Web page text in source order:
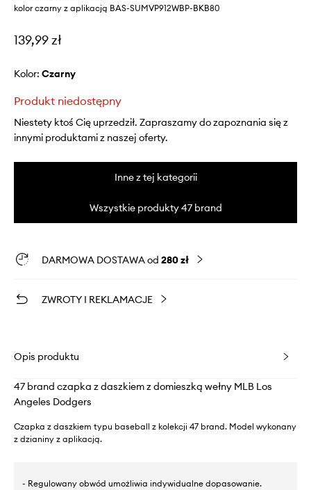
kolor czarny z aplikacją BAS-SUMVP912WBP-BKB80
139,99 zł
Kolor: czarny
Produkt niedostępny
Niestety ktoś Cię uprzedził. Zapraszamy do zapoznania się z
innymi produktami z naszej oferty.
Inne z tej kategorii
Wszystkie produkty 47 brand
DARMOWA DOSTAWA od 280 zł
ZWROTY I REKLAMACJE
Opis produktu
47 brand czapka z daszkiem z domieszką wełny MLB Los
Angeles Dodgers
Czapka z daszkiem typu baseball z kolekcji 47 brand. Model wykonany
z dzianiny z aplikacją.
- Regulowany obwód umożliwia indywidualne dopasowanie.